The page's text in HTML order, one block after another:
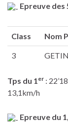
Epreuve des
Class Nom
3
Tps du 1er :
13,1km/h
Epreuve du